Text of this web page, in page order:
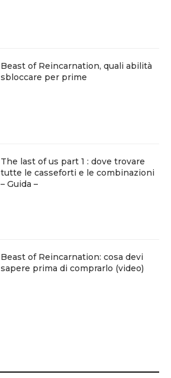
Beast of Reincarnation, quali abilità
sbloccare per prime
The last of us part 1 : dove trovare
tutte le casseforti e le combinazioni
– Guida –
Beast of Reincarnation: cosa devi
sapere prima di comprarlo (video)